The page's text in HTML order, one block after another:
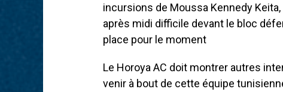
incursions de Moussa Kennedy
après midi difficile devant le bloc
place pour le moment
Le Horoya AC doit montrer autres
venir à bout de cette équipe